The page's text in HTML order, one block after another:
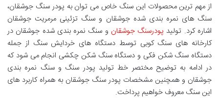
از مهم ترین محصولات این سنگ خاص می توان به پودر سنگ جوشقان،
سنگ های نمره بندی شده جوشقان و سنگ تزئینی مرمریت جوشقان
اشاره کرد. تولید پودرسنگ جوشقان و سنگ نمره بندی شده جوشقان در
کارخانه های سنگ کوبی توسط دستگاه های خردایش سنگ از جمله
دستگاه سنگ شکن فکی و دستگاه سنگ شکن چکشی انجام می شود که
در ادامه به توضیح مختصر خط تولید پودر سنگ و سنگ نمره بندی
جوشقان و همچنین مشخصات پودر سنگ جوشقان به همراه کاربرد های
این سنگ معروف خواهیم پرداخت.